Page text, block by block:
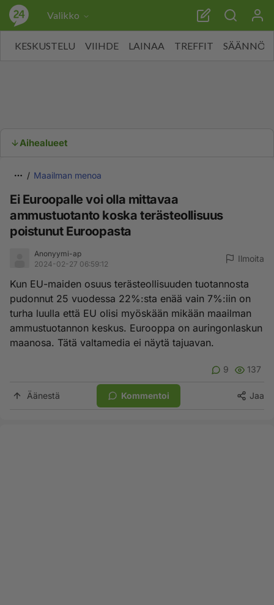
Valikko
KESKUSTELU VIIHDE LAINAA TREFFIT SÄÄNNÖT
Aihealueet
Maailman menoa
Ei Euroopalle voi olla mittavaa
ammustuotanto koska terästeollisuus
poistunut Euroopasta
Anonyymi-ap
2024-02-27 06:59:12
Ilmoita
Kun EU-maiden osuus terästeollisuuden tuotannosta
pudonnut 25 vuodessa 22%:sta enää vain 7%:iin on
turha luulla että EU olisi myöskään mikään maailman
ammustuotannon keskus. Eurooppa on auringonlaskun
maanosa. Tätä valtamedia ei näytä tajuavan.
9 137
Äänestä Kommentoi Jaa